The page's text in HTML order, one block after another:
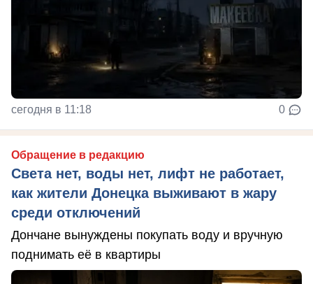
сегодня в 11:18 0
Обращение в редакцию
Света нет, воды нет, лифт не работает,
как жители Донецка выживают в жару
среди отключений
Дончане вынуждены покупать воду и вручную
поднимать её в квартиры